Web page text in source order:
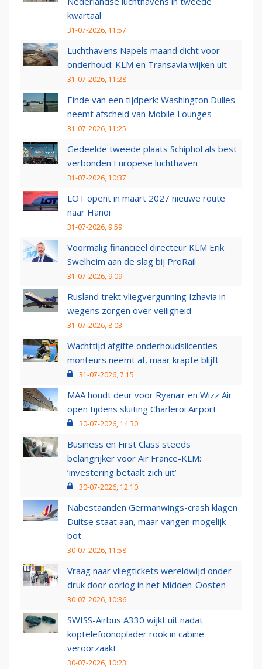
kwartaal
31-07-2026, 11:57
Luchthavens Napels maand dicht voor
onderhoud: KLM en Transavia wijken uit
31-07-2026, 11:28
Einde van een tijdperk: Washington Dulles
neemt afscheid van Mobile Lounges
31-07-2026, 11:25
Gedeelde tweede plaats Schiphol als best
verbonden Europese luchthaven
31-07-2026, 10:37
LOT opent in maart 2027 nieuwe route
naar Hanoi
31-07-2026, 9:59
Voormalig financieel directeur KLM Erik
Swelheim aan de slag bij ProRail
31-07-2026, 9:09
Rusland trekt vliegvergunning Izhavia in
wegens zorgen over veiligheid
31-07-2026, 8:03
Wachttijd afgifte onderhoudslicenties
monteurs neemt af, maar krapte blijft
31-07-2026, 7:15
MAA houdt deur voor Ryanair en Wizz Air
open tijdens sluiting Charleroi Airport
30-07-2026, 14:30
Business en First Class steeds
belangrijker voor Air France-KLM:
‘investering betaalt zich uit’
30-07-2026, 12:10
Nabestaanden Germanwings-crash klagen
Duitse staat aan, maar vangen mogelijk
bot
30-07-2026, 11:58
Vraag naar vliegtickets wereldwijd onder
druk door oorlog in het Midden-Oosten
30-07-2026, 10:36
SWISS-Airbus A330 wijkt uit nadat
koptelefoonoplader rook in cabine
veroorzaakt
30-07-2026, 10:23